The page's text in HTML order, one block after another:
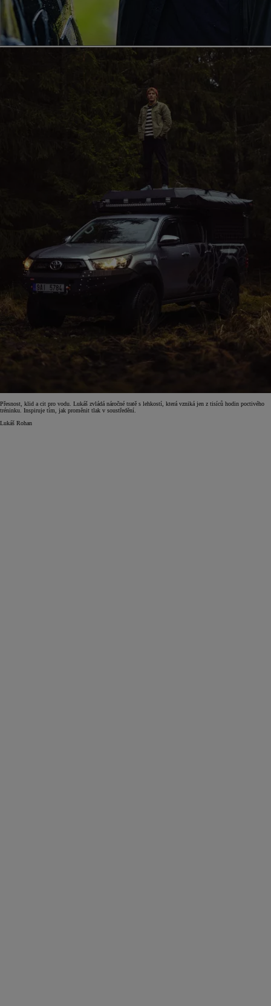
Přesnost, klid a cit pro vodu. Lukáš zvládá náročné tratě s lehkostí, která vzniká jen z tisíců hodin poctivého
tréninku. Inspiruje tím, jak proměnit tlak v soustředění.
Lukáš Rohan